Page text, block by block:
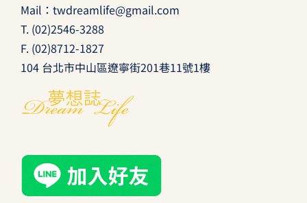
Mail： twdreamlife@gmail.com
T. (02)2546-3288
F. (02)8712-1827
104 台北市中山區遼寧街201巷11號1樓